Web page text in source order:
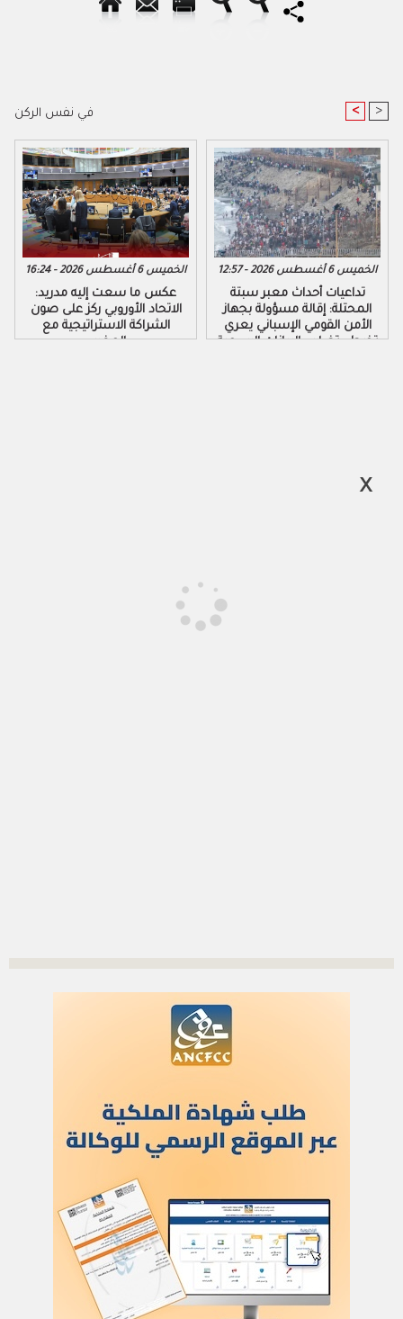
في نفس الركن < >
الخميس 6 أغسطس 2026 - 16:24
عكس ما سعت إليه مدريد:
الاتحاد الأوروبي ركز على صون
الشراكة الاستراتيجية مع
المغرب
الخميس 6 أغسطس 2026 - 12:57
تداعيات أحداث معبر سبتة
المحتلة: إقالة مسؤولة بجهاز
الأمن القومي الإسباني يعري
تخبط وتضارب البيانات الرسمية